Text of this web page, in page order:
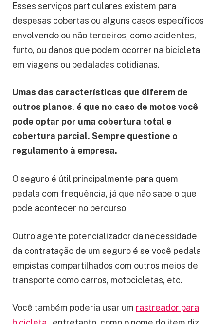
Esses serviços particulares existem para
despesas cobertas ou alguns casos específicos
envolvendo ou não terceiros, como acidentes,
furto, ou danos que podem ocorrer na bicicleta
em viagens ou pedaladas cotidianas.
Umas das características que diferem de
outros planos, é que no caso de motos você
pode optar por uma cobertura total e
cobertura parcial. Sempre questione o
regulamento à empresa.
O seguro é útil principalmente para quem
pedala com frequência, já que não sabe o que
pode acontecer no percurso.
Outro agente potencializador da necessidade
da contratação de um seguro é se você pedala
empistas compartilhados com outros meios de
transporte como carros, motocicletas, etc.
Você também poderia usar um rastreador para